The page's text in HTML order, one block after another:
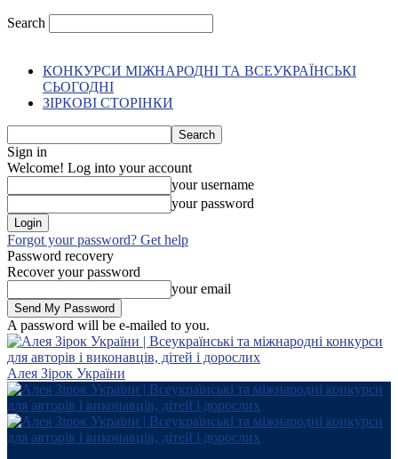
Search
КОНКУРСИ МІЖНАРОДНІ ТА ВСЕУКРАЇНСЬКІ
СЬОГОДНІ
ЗІРКОВІ СТОРІНКИ
Sign in
Welcome! Log into your account
your username
your password
Forgot your password? Get help
Password recovery
Recover your password
your email
A password will be e-mailed to you.
Алея Зірок України